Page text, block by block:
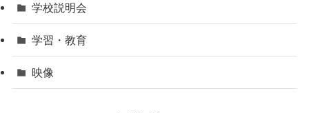
学校説明会
学習・教育
映像